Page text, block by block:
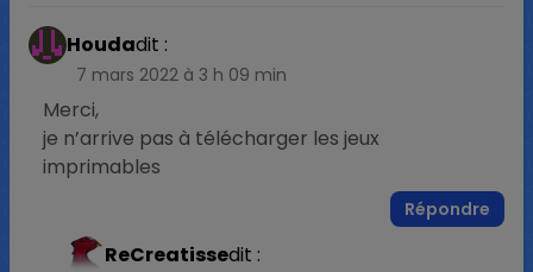
Houdadit :
7 mars 2022 à 3 h 09 min
Merci,
je n’arrive pas à télécharger les jeux
imprimables
Répondre
ReCreatissedit :